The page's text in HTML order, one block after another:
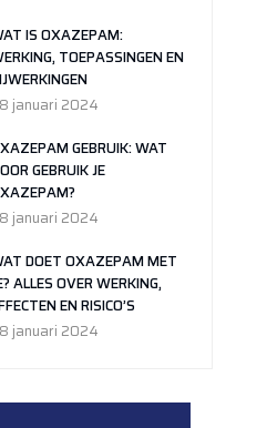
IS OXAZEPAM:
TOEPASSINGEN EN
januari 2024
GEBRUIK: WAT
GEBRUIK JE
januari 2024
DOET OXAZEPAM MET
ALLES OVER WERKING,
EN RISICO’S
januari 2024